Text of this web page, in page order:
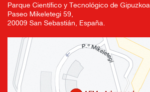
Parque Científico y Tecnológico de Gipuzkoa
Paseo Mikeletegi 59,
20009 San Sebastián, España.